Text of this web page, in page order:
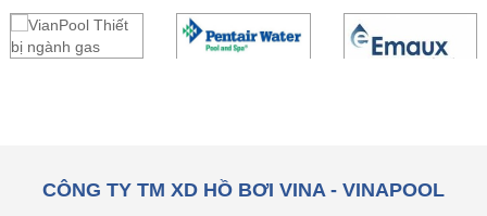
CÔNG TY TM XD HỒ BƠI VINA - VINAPOOL